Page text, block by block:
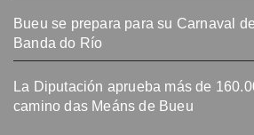
Bueu se prepara para su Carnaval
Banda do Río
La Diputación aprueba más de
camino das Meáns de Bueu